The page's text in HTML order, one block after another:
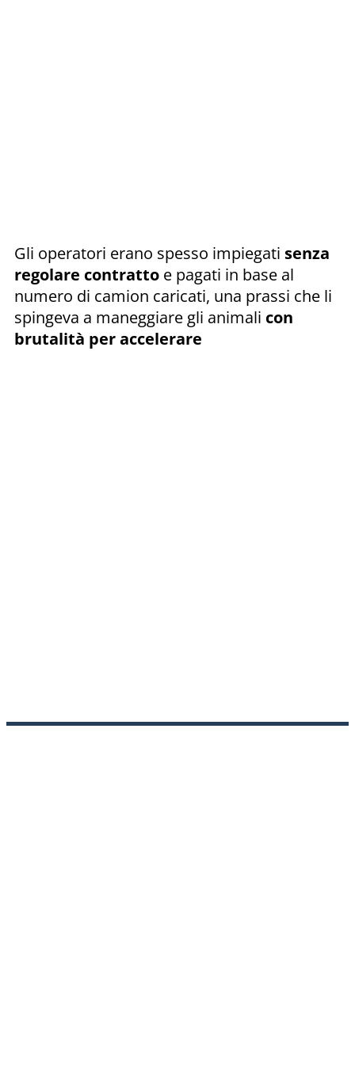
Gli operatori erano spesso impiegati senza
regolare contratto e pagati in base al
numero di camion caricati, una prassi che li
spingeva a maneggiare gli animali con
brutalità per accelerare